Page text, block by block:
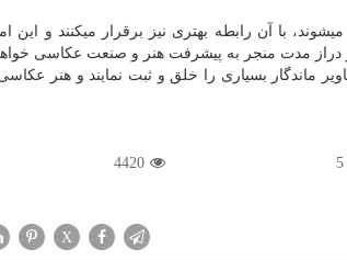
با آن رابطه بهتری نیز برقرار میکنند و این
دراز مدت منجر به پیشرفت هنر و صنعت عکاسی
ماندگار بسیاری را خلق و ثبت نمایند و هنر
5
4420
X